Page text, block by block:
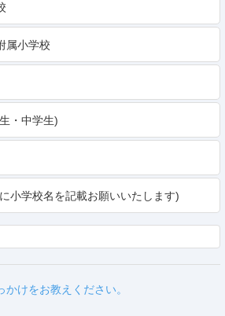
属小学校
・中学生)
小学校名を記載お願いいたします)
けをお教えください。